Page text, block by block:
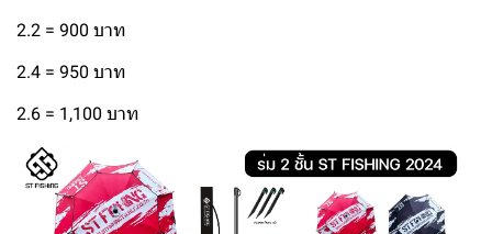
2.2 = 900 บาท
2.4 = 950 บาท
2.6 = 1,100 บาท